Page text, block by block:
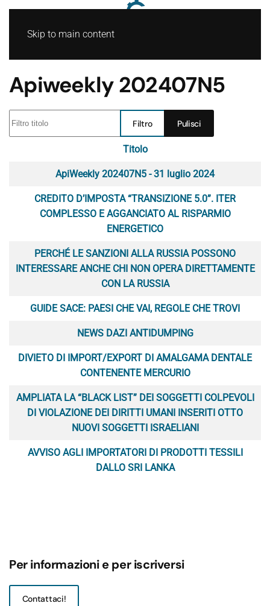
Skip to main content
Apiweekly 202407N5
Filtro Pulisci
Titolo
ApiWeekly 202407N5 - 31 luglio 2024
CREDITO D’IMPOSTA “TRANSIZIONE 5.0”. ITER
COMPLESSO E AGGANCIATO AL RISPARMIO
ENERGETICO
PERCHÉ LE SANZIONI ALLA RUSSIA POSSONO
INTERESSARE ANCHE CHI NON OPERA DIRETTAMENTE
CON LA RUSSIA
GUIDE SACE: PAESI CHE VAI, REGOLE CHE TROVI
NEWS DAZI ANTIDUMPING
DIVIETO DI IMPORT/EXPORT DI AMALGAMA DENTALE
CONTENENTE MERCURIO
AMPLIATA LA “BLACK LIST” DEI SOGGETTI COLPEVOLI
DI VIOLAZIONE DEI DIRITTI UMANI INSERITI OTTO
NUOVI SOGGETTI ISRAELIANI
AVVISO AGLI IMPORTATORI DI PRODOTTI TESSILI
DALLO SRI LANKA
Per informazioni e per iscriversi
Contattaci!